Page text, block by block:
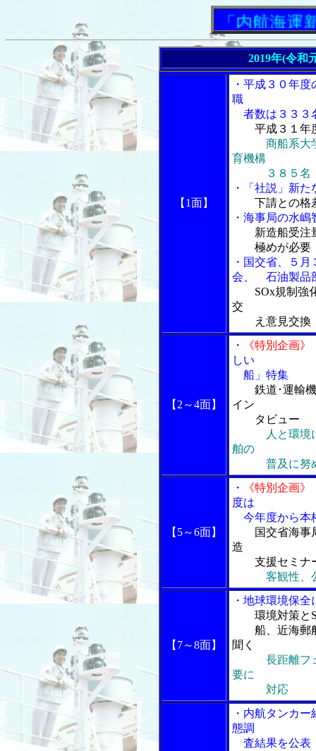
「内航海運新聞
2019年(令和
【1面】
・平成３０年
職
者数は３３３
平成３１年
商船系大
育機構
３８５名
・「社説」新
下請との格
・海事局の水
新造船受注
極めが必要
・国交省、５
会、 石油製品
SOx規制強
交
え意見交換
【2～4面】
・ 《特別企画》
しい
船」特集
鉄道･運輸
イン
タビュー
人と環境
舶の
普及に努
【5～6面】
・ 《特別企画》
度は
今年度から本
国交省海事
造
支援セミナ
客観性、
【7～8面】
・地球環境保
環境対策と
船、近海郵船
聞く
長距離フ
要に
対応
・内航タンカ
態調
査結果を公表